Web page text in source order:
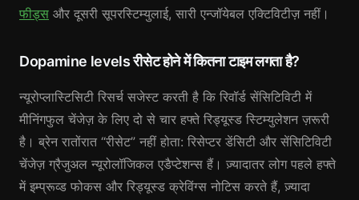
फीड्स और दूसरी सूपरस्टिम्युलाई, सारी एन्जॉयेबल एक्टिविटीज़ नहीं।
Dopamine levels रीसेट होने में कितना टाइम लगता है?
न्यूरोप्लास्टिसिटी रिसर्च सजेस्ट करती है कि रिवॉर्ड सेंसिटिविटी में
मीनिंगफुल चेंजेज़ के लिए दो से चार हफ्ते रिड्यूस्ड स्टिम्युलेशन ज़रूरी
है। ब्रेन रातोंरात “रीसेट” नहीं होता: रिसेप्टर डेंसिटी और सेंसिटिविटी
चेंजेज़ ग्रैजुअल न्यूरोलॉजिकल एडैप्टेशन्स हैं। ज़्यादातर लोग पहले हफ्ते
में इम्प्रूव्ड फोकस और रिड्यूस्ड क्रेविंग्स नोटिस करते हैं, ज़्यादा